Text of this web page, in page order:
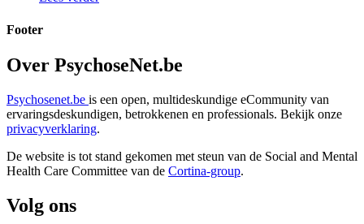
Footer
Over PsychoseNet.be
Psychosenet.be is een open, multideskundige eCommunity van
ervaringsdeskundigen, betrokkenen en professionals. Bekijk onze
privacyverklaring.
De website is tot stand gekomen met steun van de Social and Mental
Health Care Committee van de Cortina-group.
Volg ons